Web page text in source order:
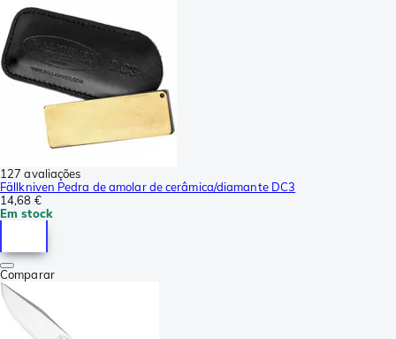
127 avaliações
Fällkniven Pedra de amolar de cerâmica/diamante DC3
14,68 €
Em stock
Comparar